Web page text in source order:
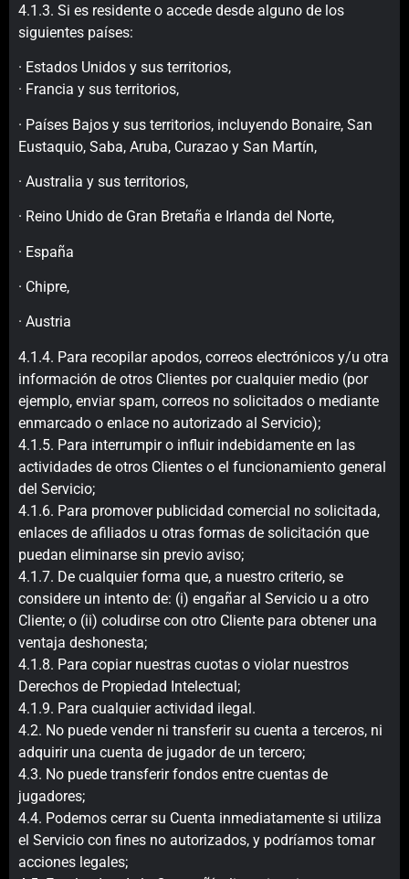
4.1.3. Si es residente o accede desde alguno de los
siguientes países:
· Estados Unidos y sus territorios,
· Francia y sus territorios,
· Países Bajos y sus territorios, incluyendo Bonaire, San
Eustaquio, Saba, Aruba, Curazao y San Martín,
· Australia y sus territorios,
· Reino Unido de Gran Bretaña e Irlanda del Norte,
· España
· Chipre,
· Austria
4.1.4. Para recopilar apodos, correos electrónicos y/u otra
información de otros Clientes por cualquier medio (por
ejemplo, enviar spam, correos no solicitados o mediante
enmarcado o enlace no autorizado al Servicio);
4.1.5. Para interrumpir o influir indebidamente en las
actividades de otros Clientes o el funcionamiento general
del Servicio;
4.1.6. Para promover publicidad comercial no solicitada,
enlaces de afiliados u otras formas de solicitación que
puedan eliminarse sin previo aviso;
4.1.7. De cualquier forma que, a nuestro criterio, se
considere un intento de: (i) engañar al Servicio u a otro
Cliente; o (ii) coludirse con otro Cliente para obtener una
ventaja deshonesta;
4.1.8. Para copiar nuestras cuotas o violar nuestros
Derechos de Propiedad Intelectual;
4.1.9. Para cualquier actividad ilegal.
4.2. No puede vender ni transferir su cuenta a terceros, ni
adquirir una cuenta de jugador de un tercero;
4.3. No puede transferir fondos entre cuentas de
jugadores;
4.4. Podemos cerrar su Cuenta inmediatamente si utiliza
el Servicio con fines no autorizados, y podríamos tomar
acciones legales;